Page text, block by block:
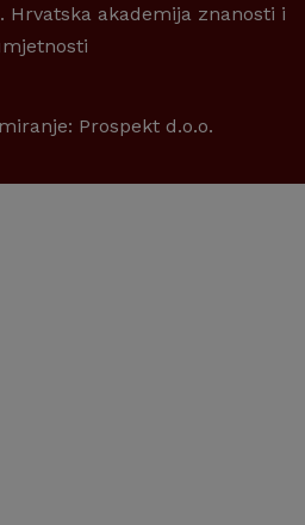
Hrvatska akademija znanosti i
Prospekt d.o.o.